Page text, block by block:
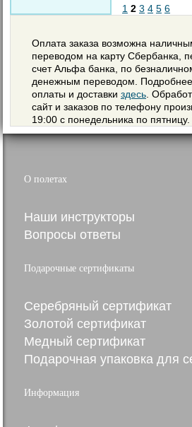
1 2 3 4 5 6
Оплата заказа возможна
переводом на карту Сбербанка,
счет Альфа банка, по
денежным переводом.
оплаты и доставки здесь .
сайт и заказов по телефону
19:00 с понедельника по
О полетах
Наши инструкторы
Вопросы ответы
Подарочные сертификаты
Серебряный сертификат
Золотой сертификат
Медный сертификат
Подарочная упаковка для
Информация